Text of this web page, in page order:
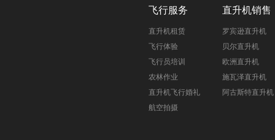
飞行服务
直升机租赁
飞行体验
飞行员培训
农林作业
直升机飞行婚礼
航空拍摄
直升机销售
罗宾逊直升机
贝尔直升机
欧洲直升机
施瓦泽直升机
阿古斯特直升机